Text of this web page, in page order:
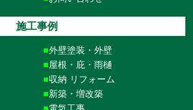
施工事例
外壁塗装・外壁
屋根・庇・雨樋
収納 リフォーム
新築・増改築